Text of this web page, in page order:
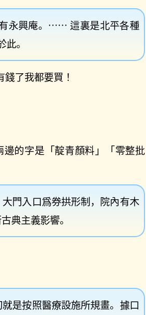
永興庵。⋯⋯ 這裏是北平各種
。
了我都要買！
的字是「靛青顏料」「零整批
門入口爲券拱形制，院內有木
典主義影響。
是按照醫療設施所規畫。據口